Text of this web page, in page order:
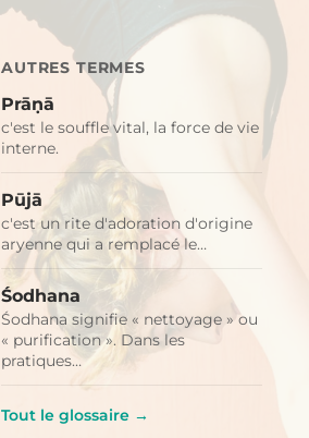
AUTRES TERMES
Prāṇā
c'est le souffle vital, la force de vie
interne.
Pūjā
c'est un rite d'adoration d'origine
aryenne qui a remplacé le…
Śodhana
Śodhana signifie « nettoyage » ou
« purification ». Dans les
pratiques…
Tout le glossaire →